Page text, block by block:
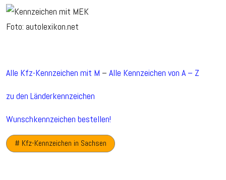
Foto: autolexikon.net
Alle Kfz-Kennzeichen mit M – Alle Kennzeichen von A – Z
zu den Länderkennzeichen
Wunschkennzeichen bestellen!
# Kfz-Kennzeichen in Sachsen